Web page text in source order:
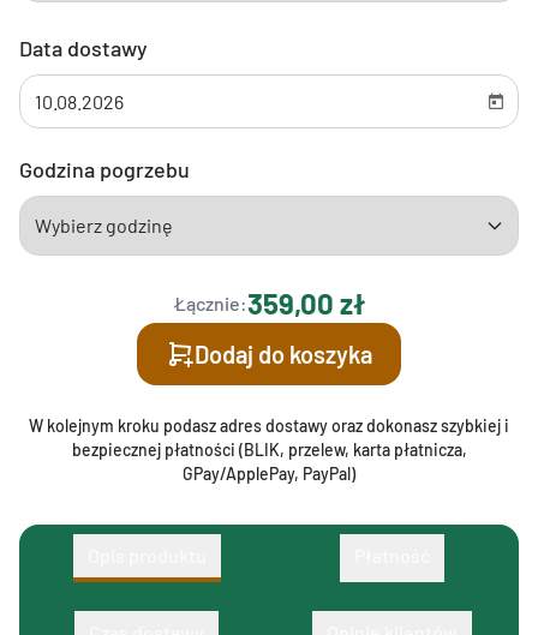
Data dostawy
Godzina pogrzebu
Łącznie:359,00 zł
Dodaj do koszyka
W kolejnym kroku podasz adres dostawy oraz dokonasz szybkiej i
bezpiecznej płatności (BLIK, przelew, karta płatnicza,
GPay/ApplePay, PayPal)